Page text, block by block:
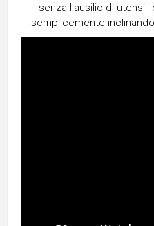
senza l'ausilio di
semplicemente